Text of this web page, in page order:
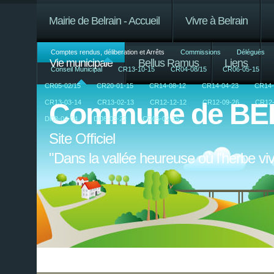
Mairie de Belrain - Accueil Vivre à Belrain
Vie municipale
Comptes rendus, déliberation et Arrêts
Conseil Municipal CR13-10-15 CR04-08/15 CR06-05-15
CR05-02/15 CR20-01-15 CR14-08-12 CR14-04-23
CR13-03-14 CR13-02-13 CR12-12-12 CR12-09-26
Dl08-04-04 Dl08-03-22 CR05-02-15
Commissions Délégués
Bellus Ramus Liens
Commune de
Site Officiel
"Dans la vallée heureuse où l'herbe